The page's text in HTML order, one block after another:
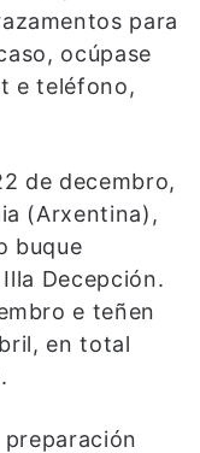
para
ocúpase
e teléfono,
de decembro,
(Arxentina),
buque
Decepción.
e teñen
en total
preparación